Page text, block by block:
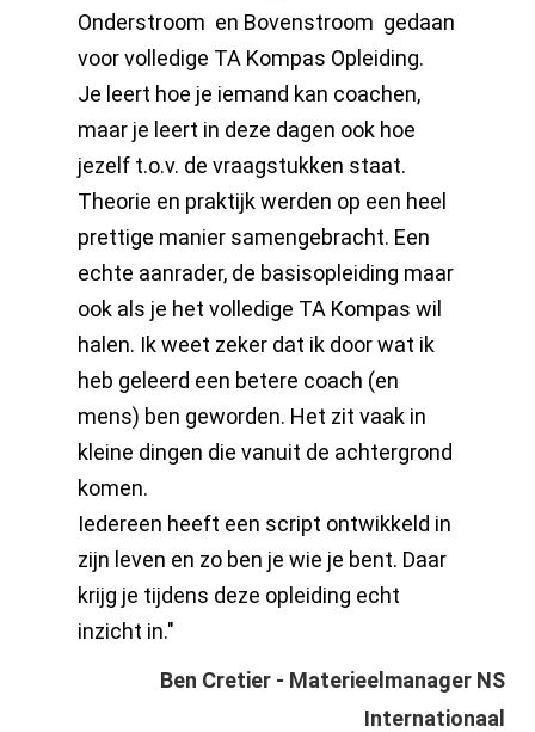
Onderstroom en Bovenstroom gedaan
voor volledige TA Kompas Opleiding.
Je leert hoe je iemand kan coachen,
maar je leert in deze dagen ook hoe
jezelf t.o.v. de vraagstukken staat.
Theorie en praktijk werden op een heel
prettige manier samengebracht. Een
echte aanrader, de basisopleiding maar
ook als je het volledige TA Kompas wil
halen. Ik weet zeker dat ik door wat ik
heb geleerd een betere coach (en
mens) ben geworden. Het zit vaak in
kleine dingen die vanuit de achtergrond
komen.
Iedereen heeft een script ontwikkeld in
zijn leven en zo ben je wie je bent. Daar
krijg je tijdens deze opleiding echt
inzicht in."
Ben Cretier - Materieelmanager NS
Internationaal